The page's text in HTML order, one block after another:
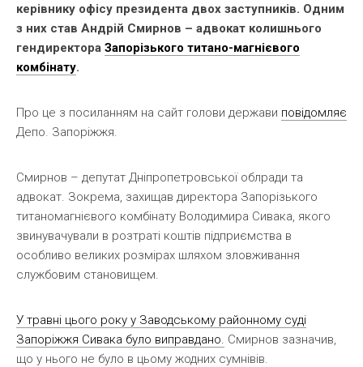
керівнику офісу президента двох заступників. Одним
з них став Андрій Смирнов – адвокат колишнього
гендиректора Запорізького титано-магнієвого
комбінату.
Про це з посиланням на сайт голови держави повідомляє
Депо. Запоріжжя.
Смирнов – депутат Дніпропетровської облради та
адвокат. Зокрема, захищав директора Запорізького
титаномагнієвого комбінату Володимира Сивака, якого
звинувачували в розтраті коштів підприємства в
особливо великих розмірах шляхом зловживання
службовим становищем.
У травні цього року у Заводському районному суді
Запоріжжя Сивака було виправдано. Смирнов зазначив,
що у нього не було в цьому жодних сумнівів.